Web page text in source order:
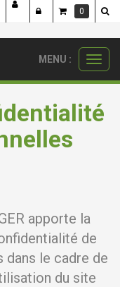
MENU :
apporte la
de
le cadre de
du site
0